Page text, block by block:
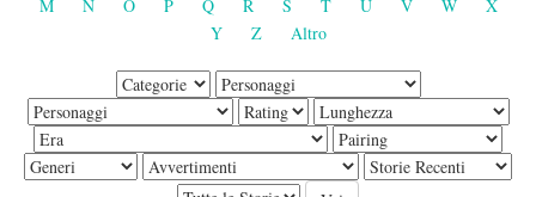
M
N O P Q R S T U V W
X
Y
Z Altro